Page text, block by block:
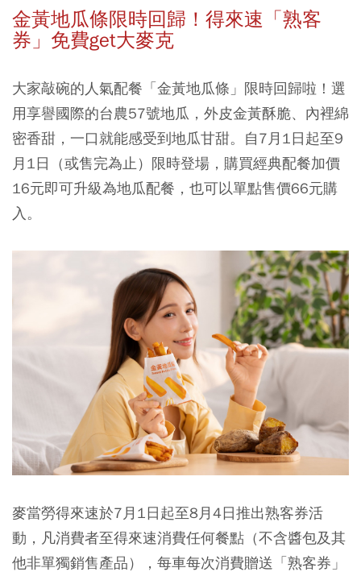
金黃地瓜條限時回歸！得來速「熟客
券」免費get大麥克
大家敲碗的人氣配餐「金黃地瓜條」限時回歸啦！選
用享譽國際的台農57號地瓜，外皮金黃酥脆、內裡綿
密香甜，一口就能感受到地瓜甘甜。自7月1日起至9
月1日（或售完為止）限時登場，購買經典配餐加價
16元即可升級為地瓜配餐，也可以單點售價66元購
入。
麥當勞得來速於7月1日起至8月4日推出熟客券活
動，凡消費者至得來速消費任何餐點（不含醬包及其
他非單獨銷售產品），每車每次消費贈送「熟客券」